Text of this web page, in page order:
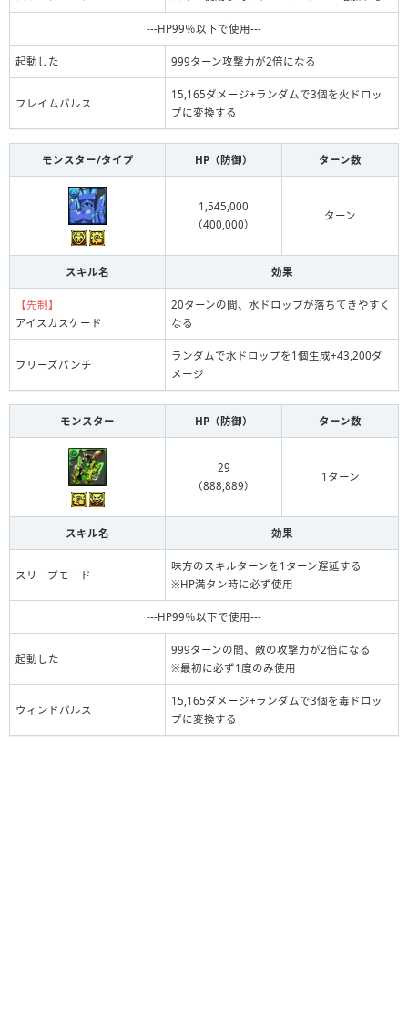
---HP99％以下で使用---
起動した 999ターン攻撃力が2倍になる
フレイムパルス
15,165ダメージ+ランダムで3個を火ドロッ
プに変換する
モンスター/タイプ HP（防御） ターン数
1,545,000
（400,000）
ターン
スキル名 効果
【先制】
アイスカスケード
20ターンの間、水ドロップが落ちてきやすく
なる
フリーズパンチ
ランダムで水ドロップを1個生成+43,200ダ
メージ
モンスター HP（防御） ターン数
29
（888,889）
1ターン
スキル名 効果
スリープモード
味方のスキルターンを1ターン遅延する
※HP満タン時に必ず使用
---HP99％以下で使用---
起動した
999ターンの間、敵の攻撃力が2倍になる
※最初に必ず1度のみ使用
ウィンドパルス
15,165ダメージ+ランダムで3個を毒ドロッ
プに変換する